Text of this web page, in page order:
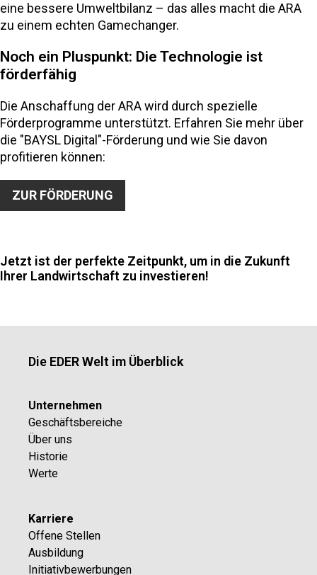
eine bessere Umweltbilanz – das alles macht die ARA
zu einem echten Gamechanger.
Noch ein Pluspunkt: Die Technologie ist
förderfähig
Die Anschaffung der ARA wird durch spezielle
Förderprogramme unterstützt. Erfahren Sie mehr über
die "BAYSL Digital"-Förderung und wie Sie davon
profitieren können:
ZUR FÖRDERUNG
Jetzt ist der perfekte Zeitpunkt, um in die Zukunft
Ihrer Landwirtschaft zu investieren!
Die EDER Welt im Überblick
Unternehmen
Geschäftsbereiche
Über uns
Historie
Werte
Karriere
Offene Stellen
Ausbildung
Initiativbewerbungen